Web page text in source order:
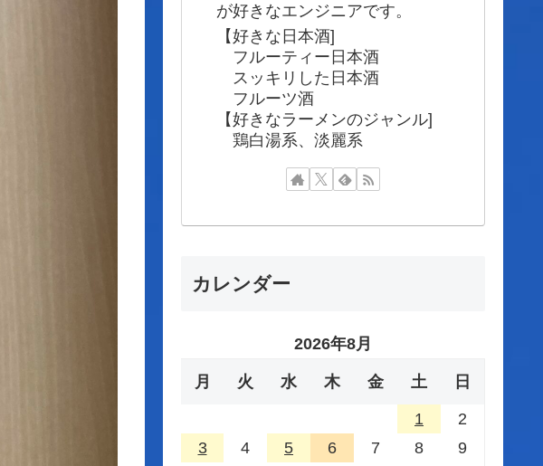
が好きなエンジニアです。
【好きな日本酒]
フルーティー日本酒
スッキリした日本酒
フルーツ酒
【好きなラーメンのジャンル]
鶏白湯系、淡麗系
カレンダー
2026年8月
月 火 水 木 金 土 日
1
2
3
4 5 6 7 8
9